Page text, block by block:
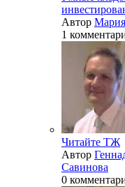
Автор
1
Читайте ТЖ
Автор
Савинова
0